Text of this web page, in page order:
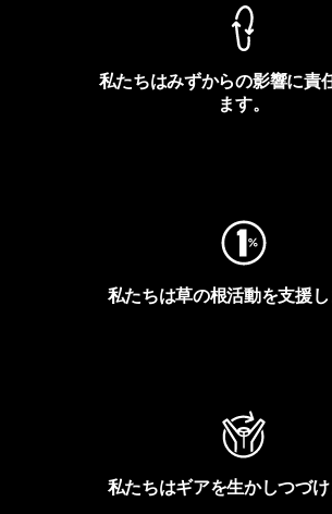
私たちはみずからの影響に責
ます。
私たちは草の根活動を支援し
私たちはギアを生かしつづけ